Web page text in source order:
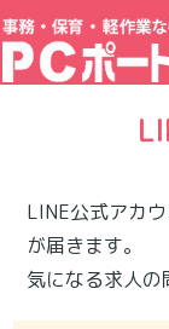
LINE公式アカ
が届きます。
気になる求人